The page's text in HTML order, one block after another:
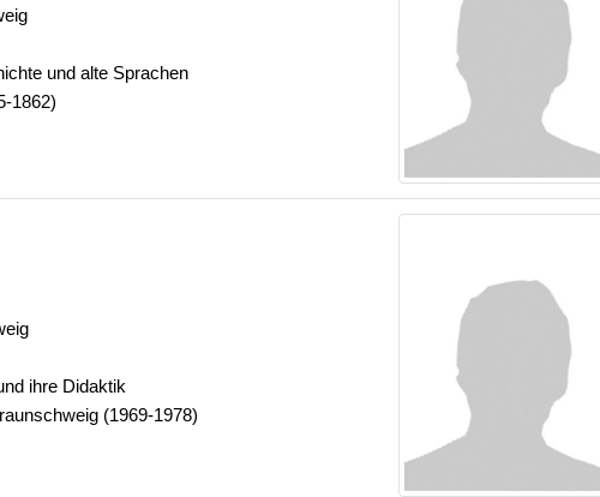
und alte Sprachen
1862)
ihre Didaktik
(1969-1978)